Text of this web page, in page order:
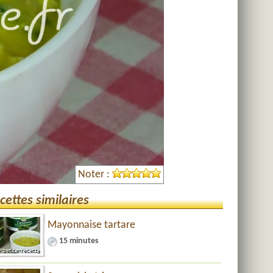
Noter :
similaires
Mayonnaise tartare
15 minutes